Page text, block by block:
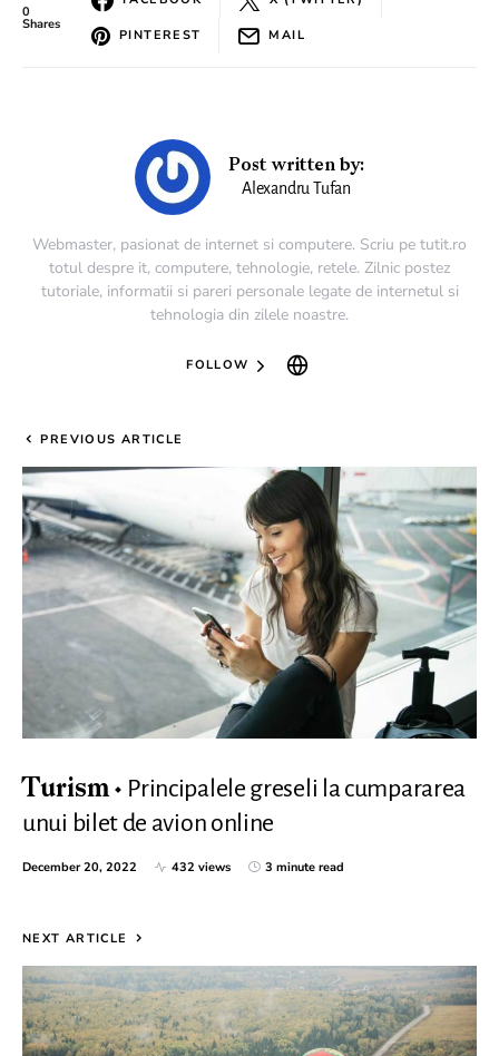
0
Shares
PINTEREST MAIL
Post written by:
Alexandru Tufan
Webmaster, pasionat de internet si computere. Scriu pe tutit.ro
totul despre it, computere, tehnologie, retele. Zilnic postez
tutoriale, informatii si pareri personale legate de internetul si
tehnologia din zilele noastre.
FOLLOW
PREVIOUS ARTICLE
Turism
Principalele greseli la cumpararea
unui bilet de avion online
December 20, 2022 432 views 3 minute read
NEXT ARTICLE